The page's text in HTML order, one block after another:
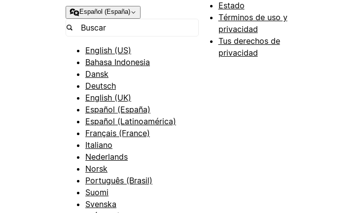
Español (España)
English (US)
Bahasa Indonesia
Dansk
Deutsch
English (UK)
Español (España)
Español (Latinoamérica)
Français (France)
Italiano
Nederlands
Norsk
Português (Brasil)
Suomi
Svenska
Estado
Términos de uso y
privacidad
Tus derechos de
privacidad